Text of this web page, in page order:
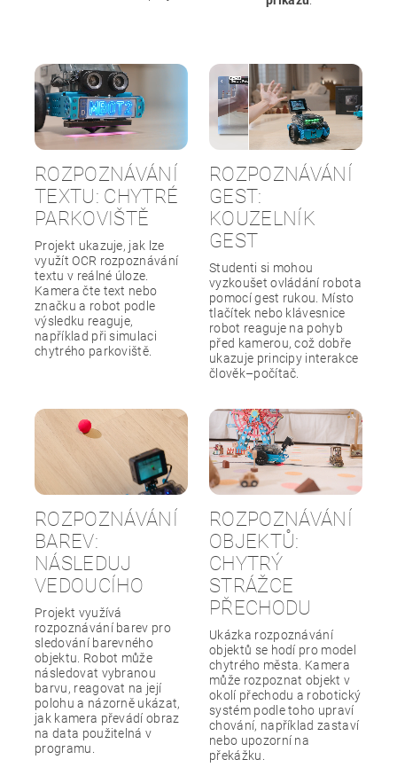
ROZPOZNÁVÁNÍ
TEXTU: CHYTRÉ
PARKOVIŠTĚ
Projekt ukazuje, jak lze
využít OCR rozpoznávání
textu v reálné úloze.
Kamera čte text nebo
značku a robot podle
výsledku reaguje,
například při simulaci
chytrého parkoviště.
ROZPOZNÁVÁNÍ
GEST:
KOUZELNÍK
GEST
Studenti si mohou
vyzkoušet ovládání robota
pomocí gest rukou. Místo
tlačítek nebo klávesnice
robot reaguje na pohyb
před kamerou, což dobře
ukazuje principy interakce
člověk–počítač.
ROZPOZNÁVÁNÍ
BAREV:
NÁSLEDUJ
VEDOUCÍHO
Projekt využívá
rozpoznávání barev pro
sledování barevného
objektu. Robot může
následovat vybranou
barvu, reagovat na její
polohu a názorně ukázat,
jak kamera převádí obraz
na data použitelná v
programu.
ROZPOZNÁVÁNÍ
OBJEKTŮ:
CHYTRÝ
STRÁŽCE
PŘECHODU
Ukázka rozpoznávání
objektů se hodí pro model
chytrého města. Kamera
může rozpoznat objekt v
okolí přechodu a robotický
systém podle toho upraví
chování, například zastaví
nebo upozorní na
překážku.